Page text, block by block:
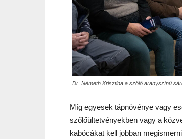
Dr. Németh Krisztina a szőlő aranyszínű
Míg egyesek tápnövénye vagy
szőlőültetvényekben vagy a
kabócákat kell jobban